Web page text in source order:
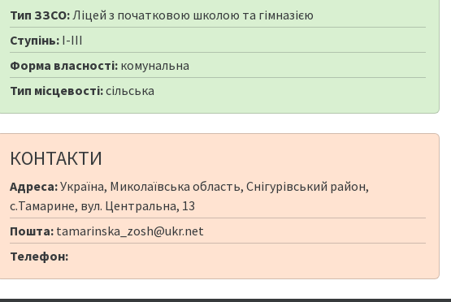
Тип ЗЗСО:Ліцей з початковою школою та гімназією
Ступінь: I-III
Форма власності: комунальна
Тип місцевості:сільська
КОНТАКТИ
Адреса:Україна, Миколаївська область, Снігурівський район,
с.Тамарине, вул. Центральна, 13
Пошта: tamarinska_zosh@ukr.net
Телефон: